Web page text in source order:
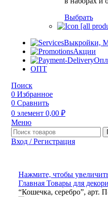
Выбрать
Выкройки,
Акции
ОПТ
Поиск
0 Избранное
0 Сравнить
0 элемент 0,00 ₽
Меню
Вход / Регистрация
Нажмите, чтобы
Главная Товары для
“Кошечка, серебро”, арт.